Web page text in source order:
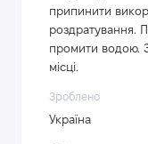
припинити
роздратування.
промити водою.
місці.
Зроблено
Україна